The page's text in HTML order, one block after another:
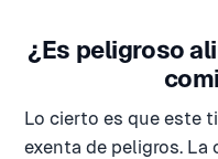
¿Es peligroso
Lo cierto es que este
exenta de peligros.